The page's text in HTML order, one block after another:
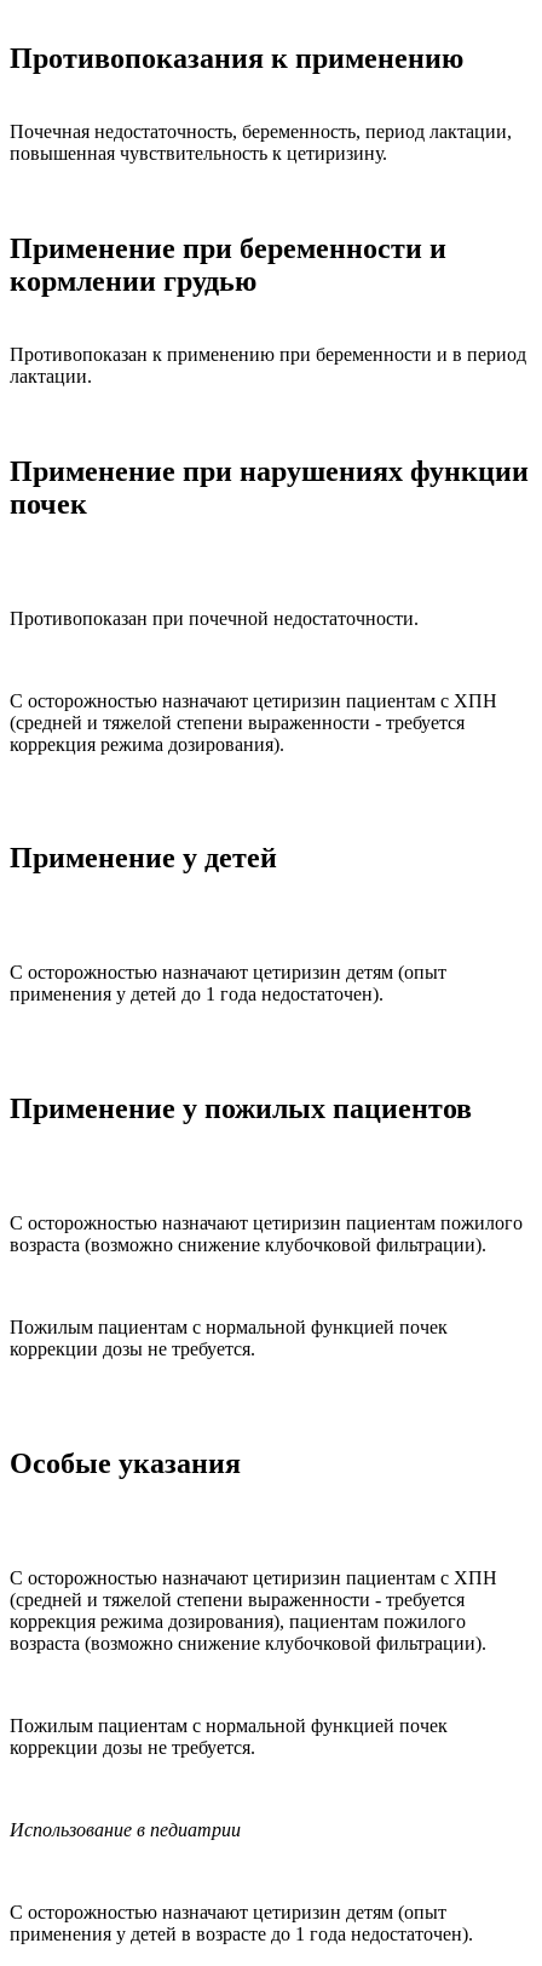
Противопоказания к применению
Почечная недостаточность, беременность, период лактации,
повышенная чувствительность к цетиризину.
Применение при беременности и
кормлении грудью
Противопоказан к применению при беременности и в период
лактации.
Применение при нарушениях функции
почек
Противопоказан при почечной недостаточности.
С осторожностью назначают цетиризин пациентам с ХПН
(средней и тяжелой степени выраженности - требуется
коррекция режима дозирования).
Применение у детей
С осторожностью назначают цетиризин детям (опыт
применения у детей до 1 года недостаточен).
Применение у пожилых пациентов
С осторожностью назначают цетиризин пациентам пожилого
возраста (возможно снижение клубочковой фильтрации).
Пожилым пациентам с нормальной функцией почек
коррекции дозы не требуется.
Особые указания
С осторожностью назначают цетиризин пациентам с ХПН
(средней и тяжелой степени выраженности - требуется
коррекция режима дозирования), пациентам пожилого
возраста (возможно снижение клубочковой фильтрации).
Пожилым пациентам с нормальной функцией почек
коррекции дозы не требуется.
Использование в педиатрии
С осторожностью назначают цетиризин детям (опыт
применения у детей в возрасте до 1 года недостаточен).